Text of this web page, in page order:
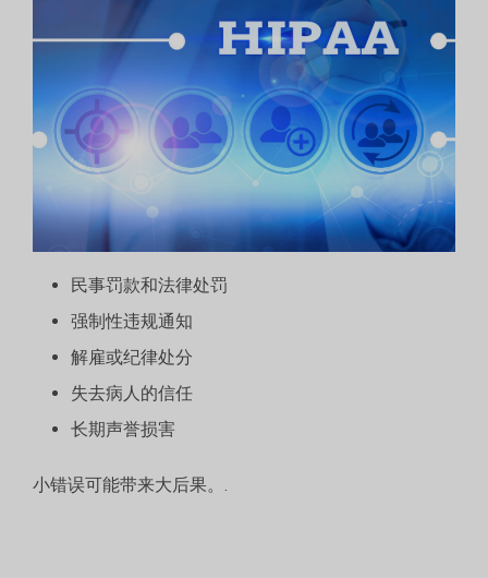
民事罚款和法律处罚
强制性违规通知
解雇或纪律处分
失去病人的信任
长期声誉损害
小错误可能带来大后果。.